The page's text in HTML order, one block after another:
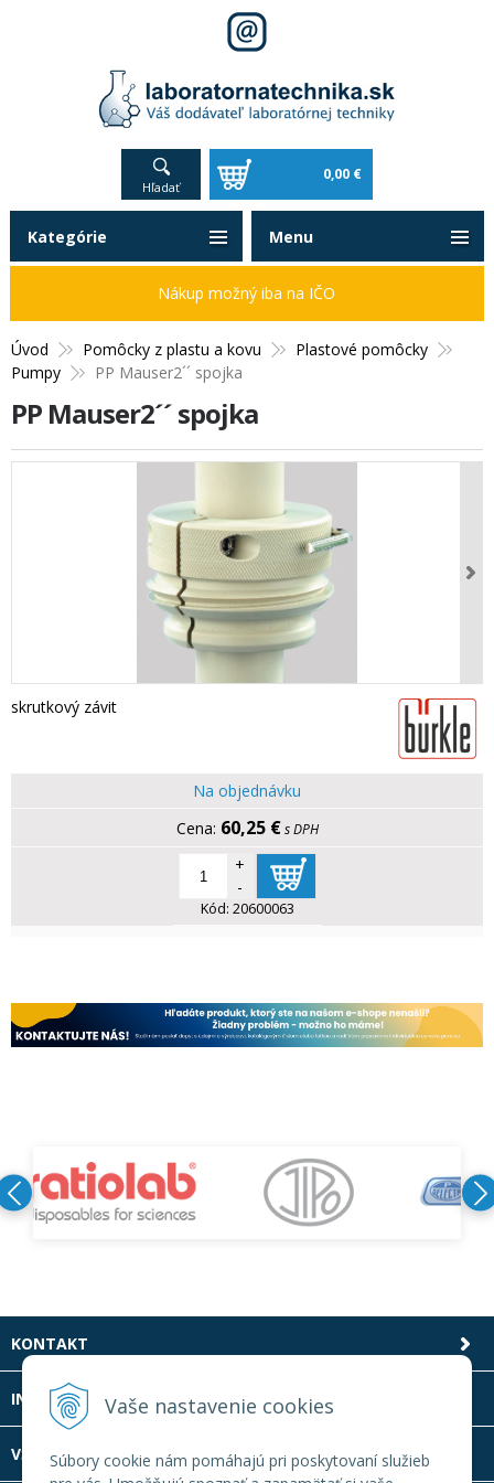
Vaše nastavenie cookies
Súbory cookie nám pomáhajú pri poskytovaní služieb
Hľadať
0,00 €
Úvod Pomôcky z plastu a kovu
Plastové pomôcky
Pumpy
PP Mauser2´´ spojka
PP Mauser2´´ spojka
skrutkový závit
Na objednávku
60,25 € s DPH
+
-
Kód: 20600063
Kategórie
Nákup možný iba na IČO
Menu
KONTAKT
INFOLINKA
VŠETKO O NÁKUPE